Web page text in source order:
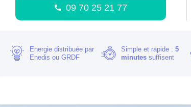
09 70 25 21 77
Energie distribuée par
Enedis ou GRDF
Simple et rapide : 5
minutessuffisent